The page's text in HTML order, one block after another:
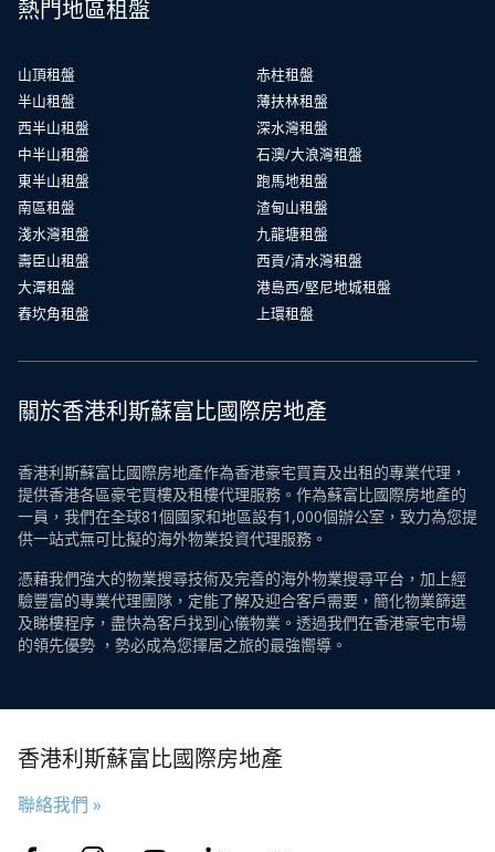
熱門地區租盤
山頂租盤
半山租盤
西半山租盤
中半山租盤
東半山租盤
南區租盤
淺水灣租盤
壽臣山租盤
大潭租盤
舂坎角租盤
赤柱租盤
薄扶林租盤
深水灣租盤
石澳/大浪灣租盤
跑馬地租盤
渣甸山租盤
九龍塘租盤
西貢/清水灣租盤
港島西/堅尼地城租盤
上環租盤
關於香港利斯蘇富比國際房地產
香港利斯蘇富比國際房地產作為香港豪宅買賣及出租的專業代理，
提供香港各區豪宅買樓及租樓代理服務。作為蘇富比國際房地產的
一員，我們在全球81個國家和地區設有1,000個辦公室，致力為您提
供一站式無可比擬的海外物業投資代理服務。
憑藉我們強大的物業搜尋技術及完善的海外物業搜尋平台，加上經
驗豐富的專業代理團隊，定能了解及迎合客戶需要，簡化物業篩選
及睇樓程序，盡快為客戶找到心儀物業。透過我們在香港豪宅市場
的領先優勢 ，勢必成為您擇居之旅的最強嚮導。
香港利斯蘇富比國際房地產
聯絡我們 »